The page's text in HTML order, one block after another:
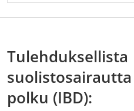
Tulehduksellista
polku (IBD):